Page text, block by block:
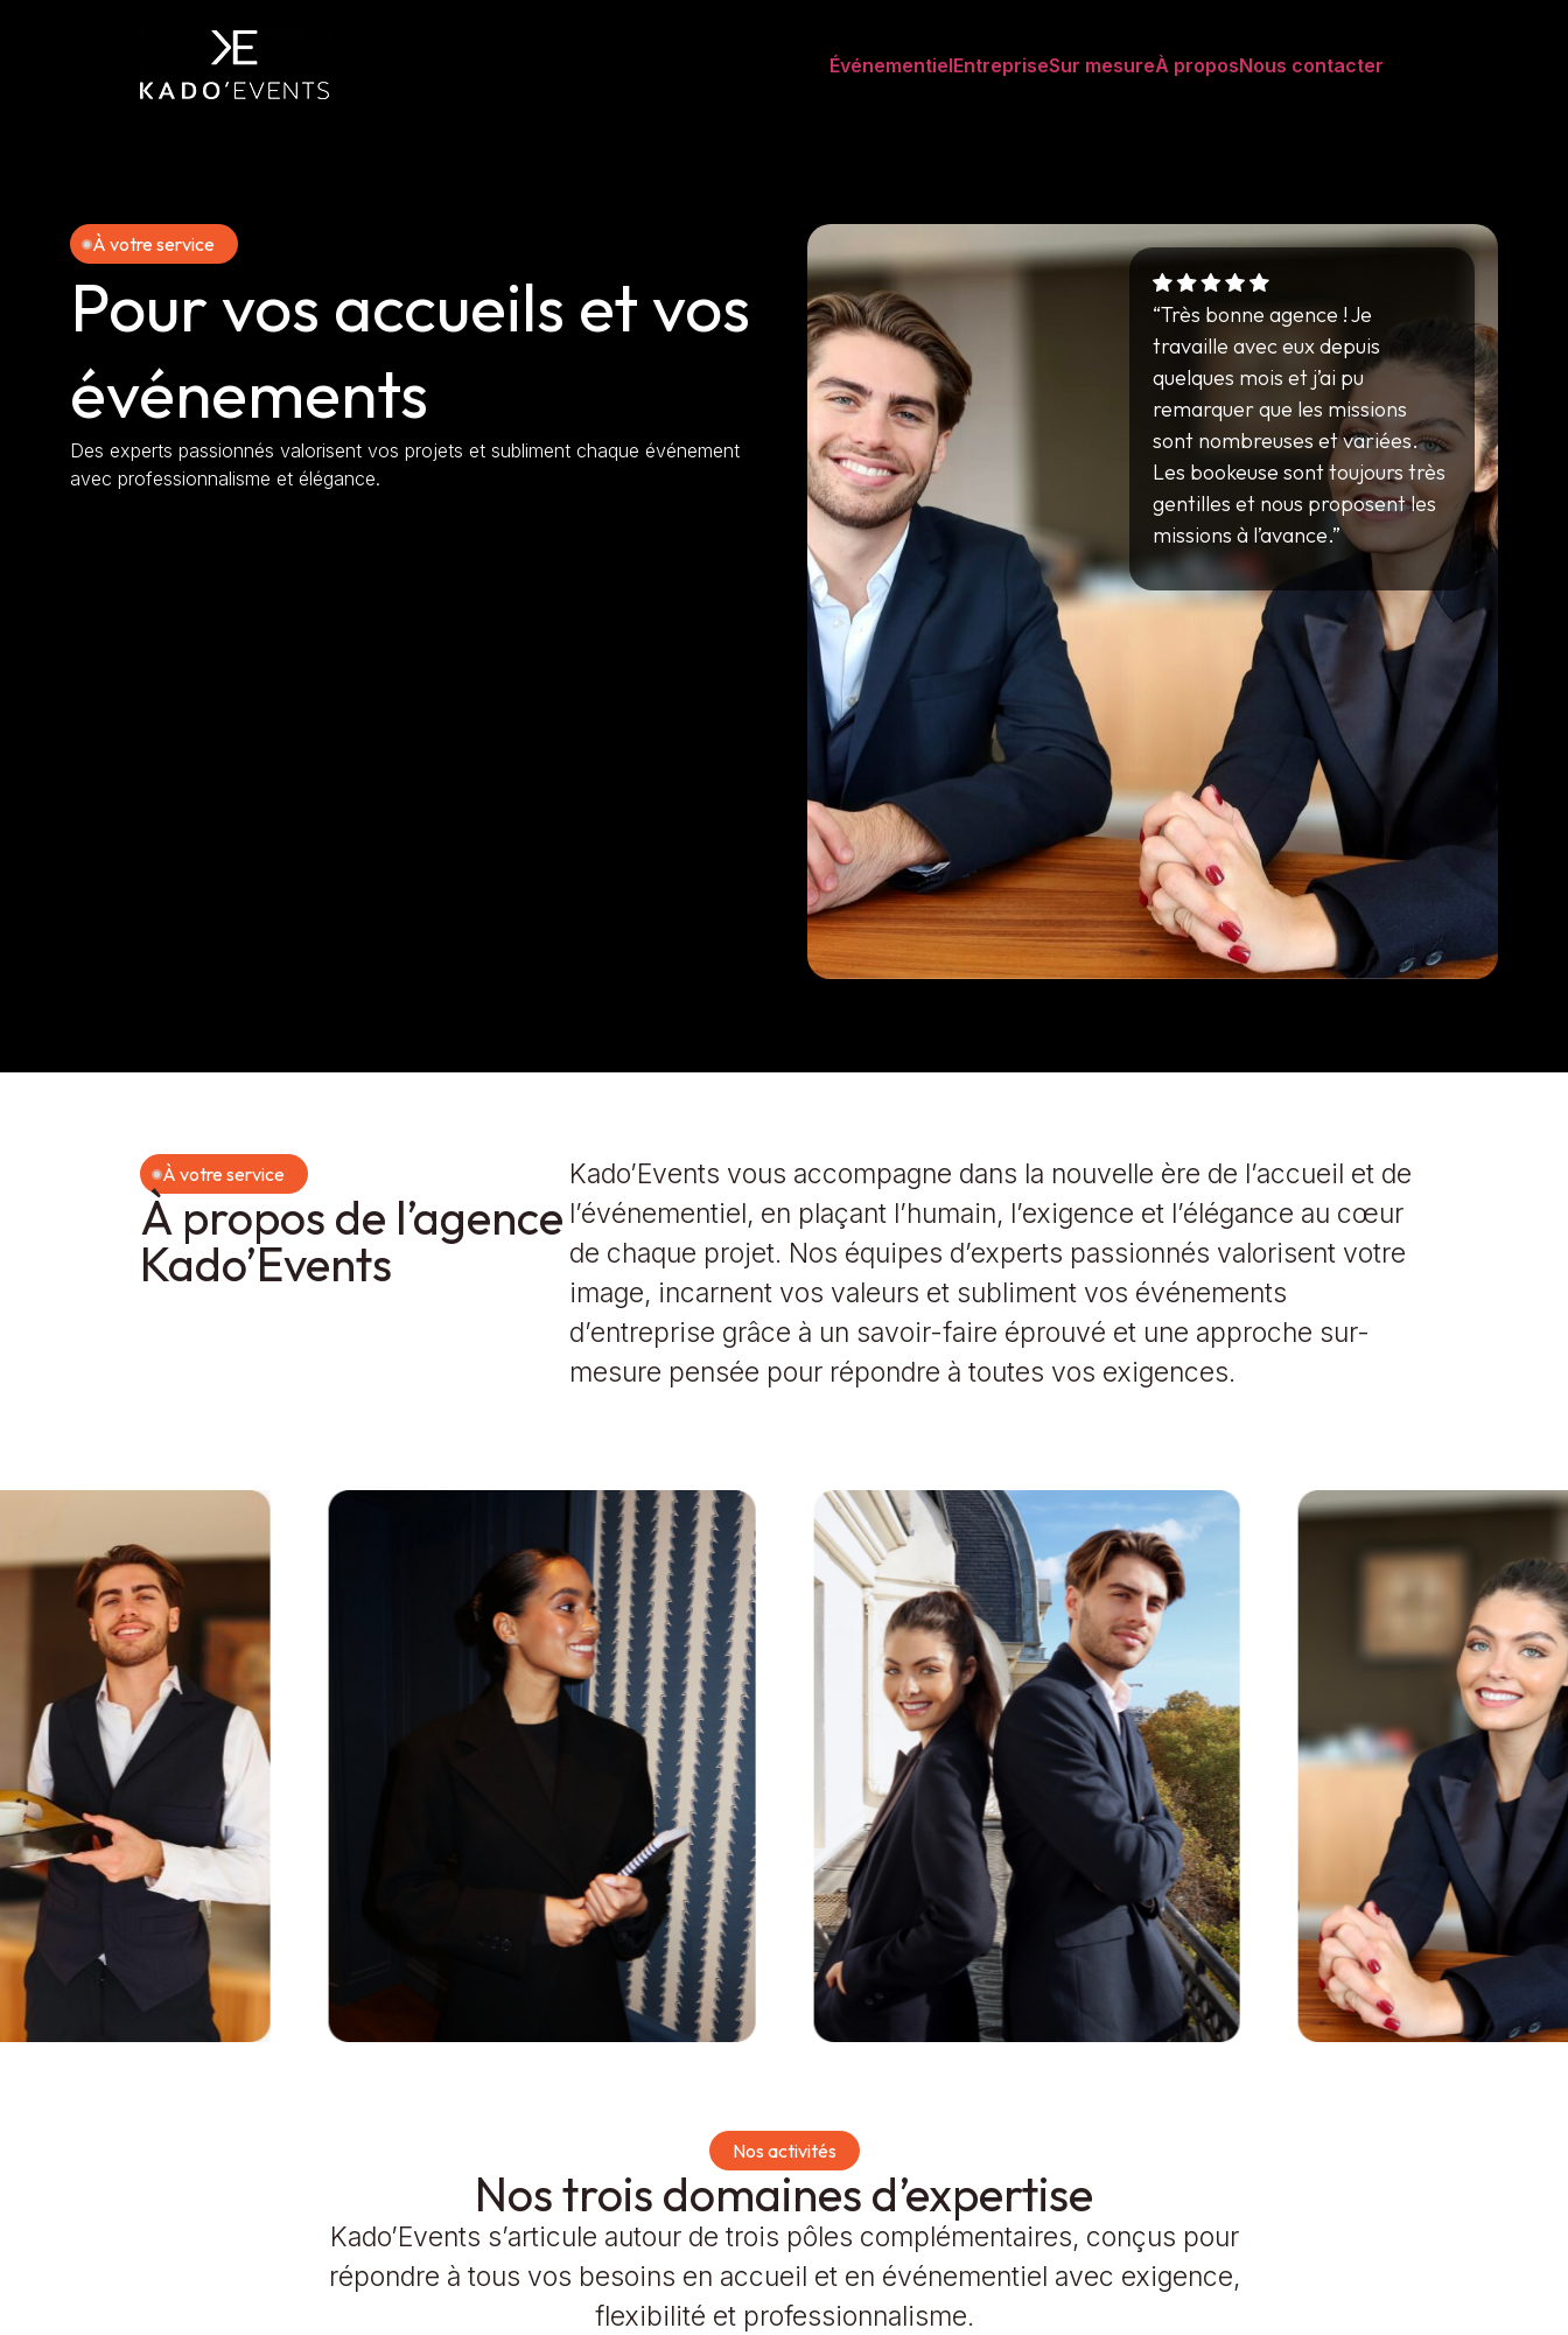
ÉvénementielEntrepriseSur mesureÀ proposNous contacter
À votre service
Pour vos accueils et vos
événements
Des experts passionnés valorisent vos projets et subliment chaque événement
avec professionnalisme et élégance.
“Très bonne agence ! Je
travaille avec eux depuis
quelques mois et j’ai pu
remarquer que les missions
sont nombreuses et variées.
Les bookeuse sont toujours très
gentilles et nous proposent les
missions à l’avance.”
À votre service
À propos de l’agence
Kado’Events
Kado’Events vous accompagne dans la nouvelle ère de l’accueil et de
l’événementiel, en plaçant l’humain, l’exigence et l’élégance au cœur
de chaque projet. Nos équipes d’experts passionnés valorisent votre
image, incarnent vos valeurs et subliment vos événements
d’entreprise grâce à un savoir-faire éprouvé et une approche sur-
mesure pensée pour répondre à toutes vos exigences.
Nos activités
Nos trois domaines d’expertise
Kado’Events s’articule autour de trois pôles complémentaires, conçus pour
répondre à tous vos besoins en accueil et en événementiel avec exigence,
flexibilité et professionnalisme.